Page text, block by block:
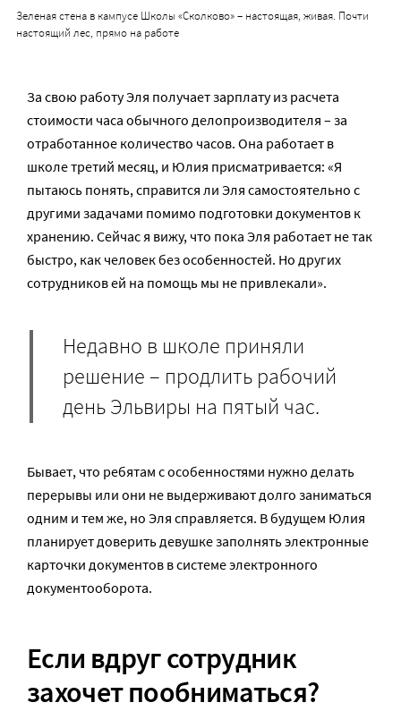
Зеленая стена в кампусе Школы «Сколково» – настоящая, живая. Почти
настоящий лес, прямо на работе
За свою работу Эля получает зарплату из расчета
стоимости часа обычного делопроизводителя – за
отработанное количество часов. Она работает в
школе третий месяц, и Юлия присматривается: «Я
пытаюсь понять, справится ли Эля самостоятельно с
другими задачами помимо подготовки документов к
хранению. Сейчас я вижу, что пока Эля работает не так
быстро, как человек без особенностей. Но других
сотрудников ей на помощь мы не привлекали».
Недавно в школе приняли
решение – продлить рабочий
день Эльвиры на пятый час.
Бывает, что ребятам с особенностями нужно делать
перерывы или они не выдерживают долго заниматься
одним и тем же, но Эля справляется. В будущем Юлия
планирует доверить девушке заполнять электронные
карточки документов в системе электронного
документооборота.
Если вдруг сотрудник
захочет пообниматься?